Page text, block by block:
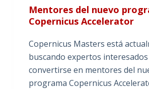
Mentores del nuevo
Copernicus Accelerator
Copernicus Masters está
buscando expertos
convertirse en mentores del
programa Copernicus